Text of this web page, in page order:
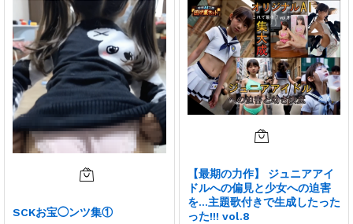
SCKお宝◯ンツ集①
【最期の力作】 ジュニアアイ
ドルへの偏見と少女への迫害
を…主題歌付きで生成したった
った!!! vol.8